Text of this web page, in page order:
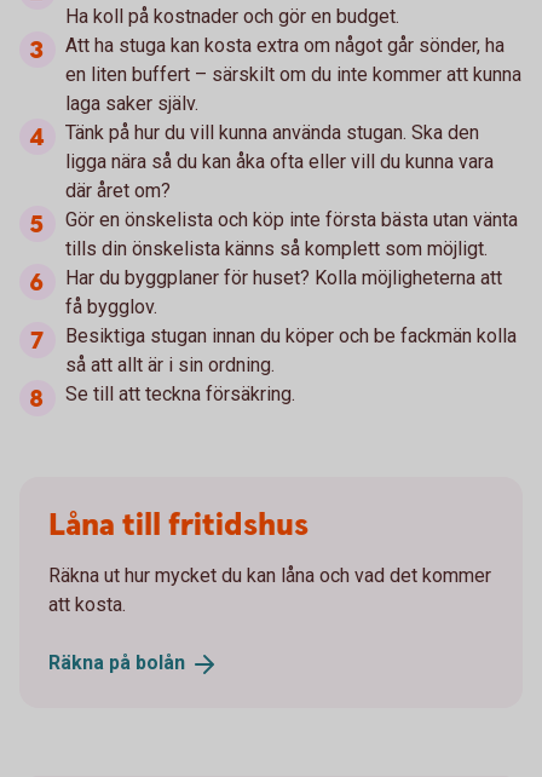
Ha koll på kostnader och gör en budget.
Att ha stuga kan kosta extra om något går sönder, ha
en liten buffert – särskilt om du inte kommer att kunna
laga saker själv.
Tänk på hur du vill kunna använda stugan. Ska den
ligga nära så du kan åka ofta eller vill du kunna vara
där året om?
Gör en önskelista och köp inte första bästa utan vänta
tills din önskelista känns så komplett som möjligt.
Har du byggplaner för huset? Kolla möjligheterna att
få bygglov.
Besiktiga stugan innan du köper och be fackmän kolla
så att allt är i sin ordning.
Se till att teckna försäkring.
Låna till fritidshus
Räkna ut hur mycket du kan låna och vad det kommer
att kosta.
Räkna på bolån